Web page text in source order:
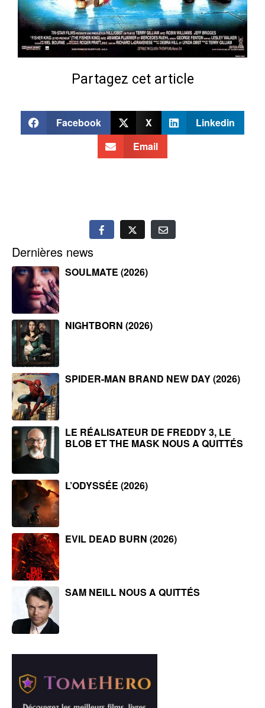
Partagez cet article
Facebook X
Linkedin
Email
Dernières news
SOULMATE (2026)
NIGHTBORN (2026)
SPIDER-MAN BRAND NEW DAY (2026)
LE RÉALISATEUR DE FREDDY 3, LE
BLOB ET THE MASK NOUS A QUITTÉS
L’ODYSSÉE (2026)
EVIL DEAD BURN (2026)
SAM NEILL NOUS A QUITTÉS